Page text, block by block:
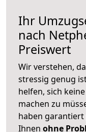
Ihr
nach
Preiswert
Wir verstehen,
stressig genug
helfen, sich
machen zu
haben garantiert
Ihnen ohne